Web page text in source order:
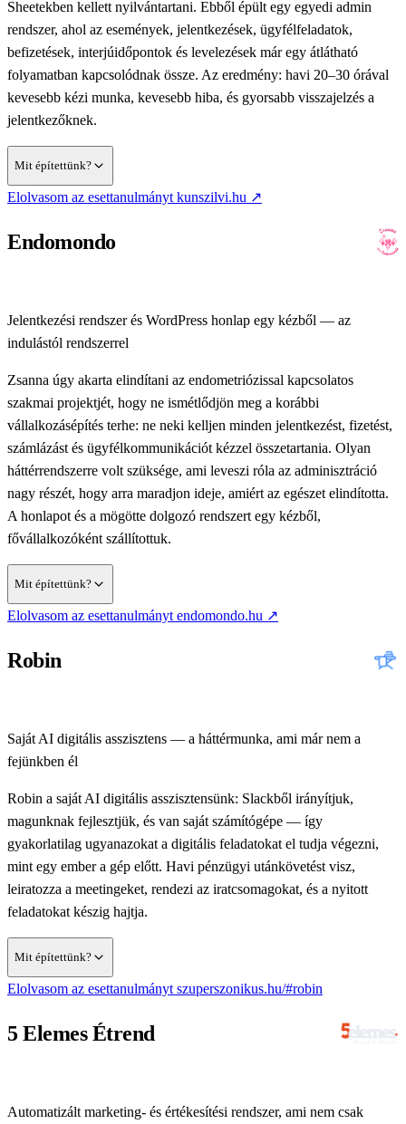
bevételeit és költségeit a nekik megfelelő bontásban
Egy háttér-riportadatbázist (Google BigQuery), amelybe a
számlák, bérek és adók, valamint a Meska bevétel-adatai
ugyanabból a friss forrásból dolgozik
Automatizált, kötegelt utalást, így a számlákat, béreket és
Sheetekben kellett nyilvántartani. Ebből épült egy egyedi admin
rendszer, ahol az események, jelentkezések, ügyfélfeladatok,
befizetések, interjúidőpontok és levelezések már egy átlátható
folyamatban kapcsolódnak össze. Az eredmény: havi 20–30 órával
kevesebb kézi munka, kevesebb hiba, és gyorsabb visszajelzés a
jelentkezőknek.
Mit építettünk?
átlátható folyamatban látszanak
interjúval és anélkül, létszám- és férfi–nő szabályok szerint
Elolvasom az esettanulmányt kunszilvi.hu ↗
Endomondo
Jelentkezési rendszer és WordPress honlap egy kézből — az
indulástól rendszerrel
Zsanna úgy akarta elindítani az endometriózissal kapcsolatos
szakmai projektjét, hogy ne ismétlődjön meg a korábbi
vállalkozásépítés terhe: ne neki kelljen minden jelentkezést, fizetést,
számlázást és ügyfélkommunikációt kézzel összetartania. Olyan
háttérrendszerre volt szüksége, ami leveszi róla az adminisztráció
nagy részét, hogy arra maradjon ideje, amiért az egészet elindította.
A honlapot és a mögötte dolgozó rendszert egy kézből,
fővállalkozóként szállítottuk.
Mit építettünk?
WordPress honlapot (endomondo.hu), amelyet partnerünk
— és mi feleltünk az egészért
Elolvasom az esettanulmányt endomondo.hu ↗
Robin
Saját AI digitális asszisztens — a háttérmunka, ami már nem a
fejünkben él
Robin a saját AI digitális asszisztensünk: Slackből irányítjuk,
magunknak fejlesztjük, és van saját számítógépe — így
gyakorlatilag ugyanazokat a digitális feladatokat el tudja végezni,
mint egy ember a gép előtt. Havi pénzügyi utánkövetést visz,
leiratozza a meetingeket, rendezi az iratcsomagokat, és a nyitott
feladatokat készig hajtja.
Mit építettünk?
Elolvasom az esettanulmányt szuperszonikus.hu/#robin
5 Elemes Étrend
Automatizált marketing- és értékesítési rendszer, ami nem csak